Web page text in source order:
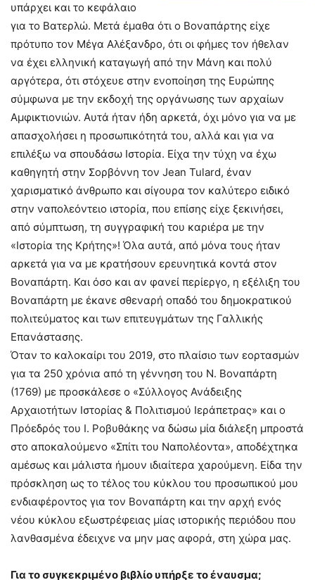
υπάρχει και το κεφάλαιο
για το Βατερλώ. Μετά έμαθα ότι ο Βοναπάρτης είχε
πρότυπο τον Μέγα Αλέξανδρο, ότι οι φήμες τον ήθελαν
να έχει ελληνική καταγωγή από την Μάνη και πολύ
αργότερα, ότι στόχευε στην ενοποίηση της Ευρώπης
σύμφωνα με την εκδοχή της οργάνωσης των αρχαίων
Αμφικτιονιών. Αυτά ήταν ήδη αρκετά, όχι μόνο για να με
απασχολήσει η προσωπικότητά του, αλλά και για να
επιλέξω να σπουδάσω Ιστορία. Είχα την τύχη να έχω
καθηγητή στην Σορβόννη τον Jean Tulard, έναν
χαρισματικό άνθρωπο και σίγουρα τον καλύτερο ειδικό
στην ναπολεόντειο ιστορία, που επίσης είχε ξεκινήσει,
από σύμπτωση, τη συγγραφική του καριέρα με την
«Ιστορία της Κρήτης»! Όλα αυτά, από μόνα τους ήταν
αρκετά για να με κρατήσουν ερευνητικά κοντά στον
Βοναπάρτη. Και όσο και αν φανεί περίεργο, η εξέλιξη του
Βοναπάρτη με έκανε σθεναρή οπαδό του δημοκρατικού
πολιτεύματος και των επιτευγμάτων της Γαλλικής
Επανάστασης.
Όταν το καλοκαίρι του 2019, στο πλαίσιο των εορτασμών
για τα 250 χρόνια από τη γέννηση του Ν. Βοναπάρτη
(1769) με προσκάλεσε ο «Σύλλογος Ανάδειξης
Αρχαιοτήτων Ιστορίας & Πολιτισμού Ιεράπετρας» και ο
Πρόεδρός του Ι. Ροβυθάκης να δώσω μία διάλεξη μπροστά
στο αποκαλούμενο «Σπίτι του Ναπολέοντα», αποδέχτηκα
αμέσως και μάλιστα ήμουν ιδιαίτερα χαρούμενη. Είδα την
πρόσκληση ως το τέλος του κύκλου του προσωπικού μου
ενδιαφέροντος για τον Βοναπάρτη και την αρχή ενός
νέου κύκλου εξωστρέφειας μίας ιστορικής περιόδου που
λανθασμένα έδειχνε να μην μας αφορά, στη χώρα μας.
Για το συγκεκριμένο βιβλίο υπήρξε το έναυσμα;